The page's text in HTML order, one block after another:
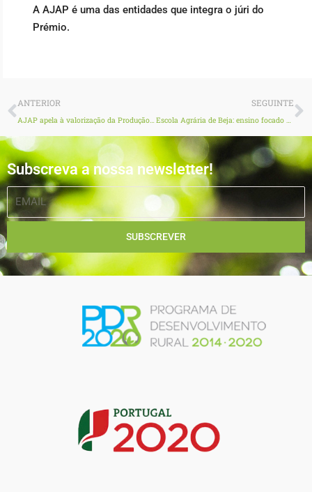
A AJAP é uma das entidades que integra o júri do
Prémio.
Prev
ANTERIOR
AJAP apela à valorização da Produção Nacional
SEGUINTE
Escola Agrária de Beja: ensino focado no potencial da região
Subscreva a nossa newsletter!
EMAIL
SUBSCREVER